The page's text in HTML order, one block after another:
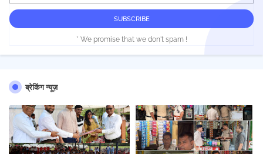
* We promise that we don't spam !
ब्रेकिंग न्यूज़